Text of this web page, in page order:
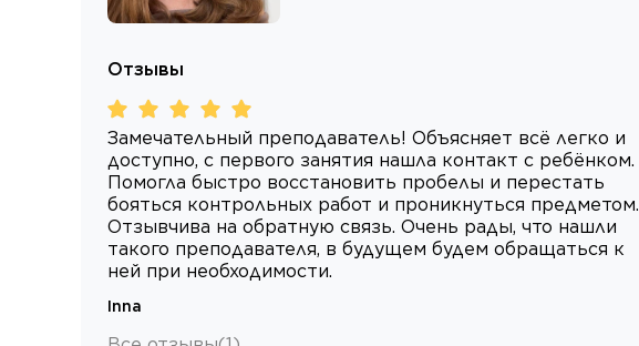
Отзывы
Замечательный преподаватель! Объясняет всё легко и
доступно, с первого занятия нашла контакт с ребёнком.
Помогла быстро восстановить пробелы и перестать
бояться контрольных работ и проникнуться предметом.
Отзывчива на обратную связь. Очень рады, что нашли
такого преподавателя, в будущем будем обращаться к
ней при необходимости.
Inna